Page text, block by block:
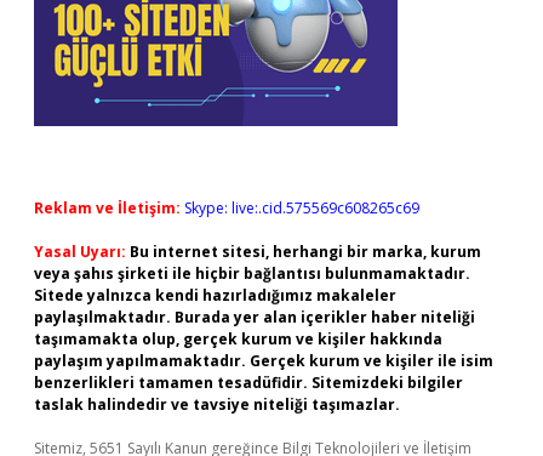
Reklam ve İletişim: Skype: live:.cid.575569c608265c69
Yasal Uyarı: Bu internet sitesi, herhangi bir marka, kurum
veya şahıs şirketi ile hiçbir bağlantısı bulunmamaktadır.
Sitede yalnızca kendi hazırladığımız makaleler
paylaşılmaktadır. Burada yer alan içerikler haber niteliği
taşımamakta olup, gerçek kurum ve kişiler hakkında
paylaşım yapılmamaktadır. Gerçek kurum ve kişiler ile isim
benzerlikleri tamamen tesadüfidir. Sitemizdeki bilgiler
taslak halindedir ve tavsiye niteliği taşımazlar.
Sitemiz, 5651 Sayılı Kanun gereğince Bilgi Teknolojileri ve İletişim